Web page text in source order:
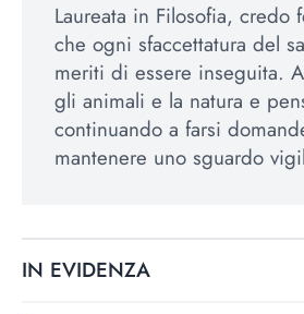
Laureata in Filosofia, credo
che ogni sfaccettatura del
meriti di essere inseguita.
gli animali e la natura e
continuando a farsi
mantenere uno sguardo
IN EVIDENZA